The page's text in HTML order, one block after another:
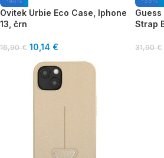
Ovitek Urbie Eco Case, Iphone
13, črn
16,90€ 10,14 €
Strap
31,90€